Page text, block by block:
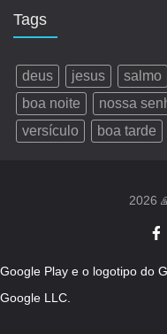
Tags
deus jesus salmo
boa noite
nossa
versículo
boa tarde
2026
Google Play e o logotipo do
Google LLC.